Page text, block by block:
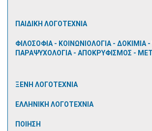
ΠΑΙΔΙΚΗ ΛΟΓΟΤΕΧΝΙΑ
ΦΙΛΟΣΟΦΙΑ - ΚΟΙΝΩΝΙΟΛΟΓΙΑ - ΔΟΚΙΜΙΑ
ΠΑΡΑΨΥΧΟΛΟΓΙΑ - ΑΠΟΚΡΥΦΙΣΜΟΣ -
ΞΕΝΗ ΛΟΓΟΤΕΧΝΙΑ
ΕΛΛΗΝΙΚΗ ΛΟΓΟΤΕΧΝΙΑ
ΠΟΙΗΣΗ